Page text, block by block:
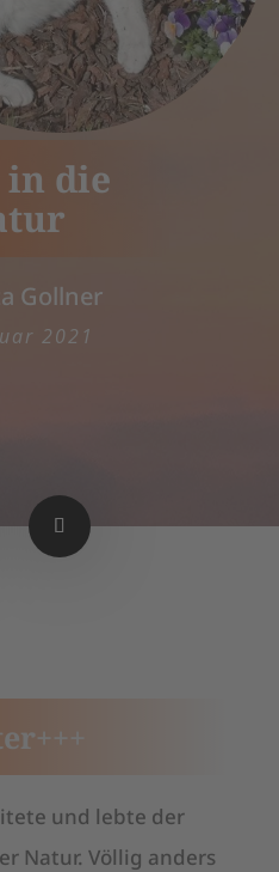
in die
Gollner
2021
und lebte der
Natur. Völlig anders